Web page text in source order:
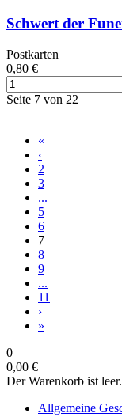
Schwert der
Postkarten
0,80 €
Seite 7 von 22
«
‹
2
3
...
5
6
7
8
9
...
11
›
»
0
0,00 €
Der Warenkorb ist leer.
Allgemeine